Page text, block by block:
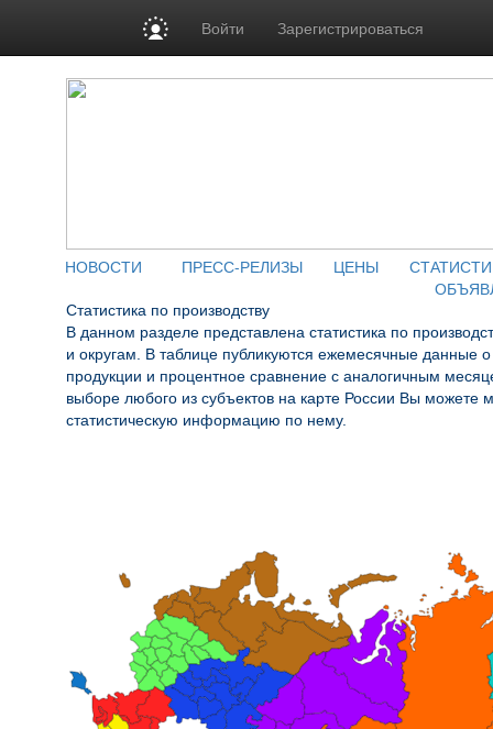
Войти Зарегистрироваться
НОВОСТИ ПРЕСС-РЕЛИЗЫ ЦЕНЫ
Статистика по производству
В данном разделе представлена статистика по
и округам. В таблице публикуются ежемесячные данные
продукции и процентное сравнение с аналогичным
выборе любого из субъектов на карте России Вы можете
статистическую информацию по нему.